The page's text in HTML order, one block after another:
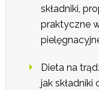
składniki,
praktyczne
Dieta na
jak składniki